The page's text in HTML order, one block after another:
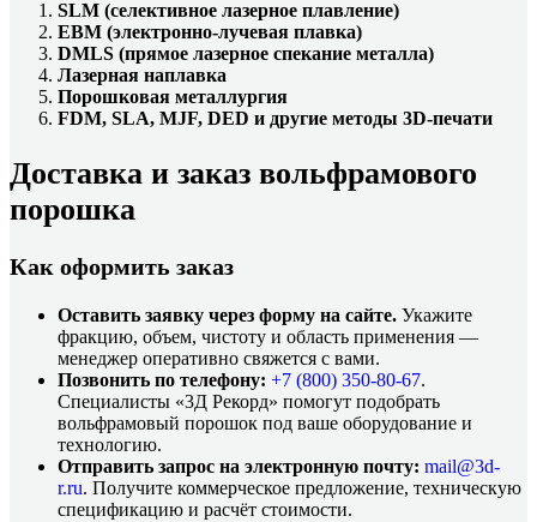
SLM (селективное лазерное плавление)
EBM (электронно-лучевая плавка)
DMLS (прямое лазерное спекание металла)
Лазерная наплавка
Порошковая металлургия
FDM, SLA, MJF, DED и другие методы 3D-печати
Доставка и заказ вольфрамового
порошка
Как оформить заказ
Оставить заявку через форму на сайте. Укажите
фракцию, объем, чистоту и область применения —
менеджер оперативно свяжется с вами.
Позвонить по телефону: +7 (800) 350-80-67.
Специалисты «3Д Рекорд» помогут подобрать
вольфрамовый порошок под ваше оборудование и
технологию.
Отправить запрос на электронную почту: mail@3d-
r.ru. Получите коммерческое предложение, техническую
спецификацию и расчёт стоимости.